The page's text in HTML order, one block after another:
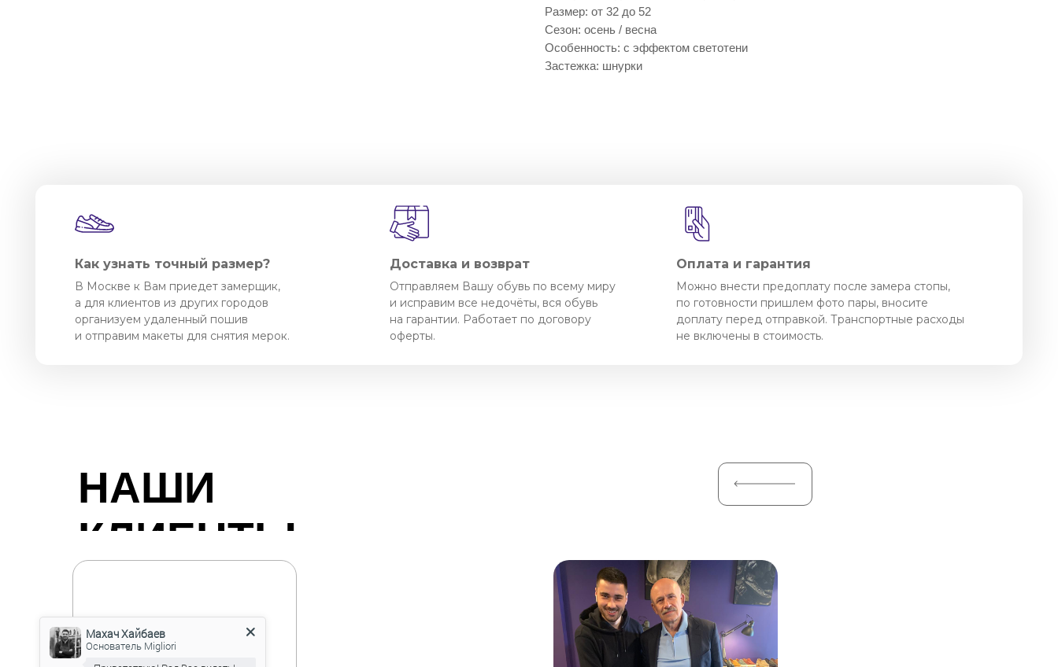
Размер: от 32 до 52
Сезон: осень / весна
Особенность: с эффектом светотени
Застежка: шнурки
Доставка и возврат
В Москве к Вам приедет замерщик,
а для клиентов из других городов
организуем удаленный пошив
и отправим макеты для снятия мерок.
Как узнать точный размер?
Отправляем Вашу обувь по всему миру
и исправим все недочёты, вся обувь
на гарантии. Работает по договору
оферты.
Оплата и гарантия
Можно внести предоплату после замера стопы,
по готовности пришлем фото пары, вносите
доплату перед отправкой. Транспортные расходы
не включены в стоимость.
НАШИ
КЛИЕНТЫ
Махач Хайбаев
Основатель Migliori